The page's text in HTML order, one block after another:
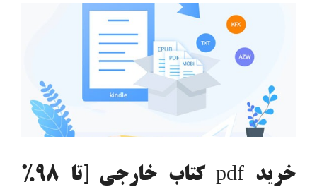
خرید pdf کتاب خارجی [تا 98%